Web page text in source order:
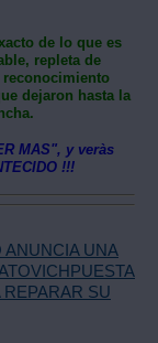
de lo que es
repleta de
reconocimiento
dejaron hasta la
MAS", y veràs
!!!
ANUNCIA UNA
REPARAR SU